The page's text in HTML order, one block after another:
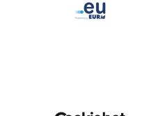
Preses pārstāvju jautājumi: